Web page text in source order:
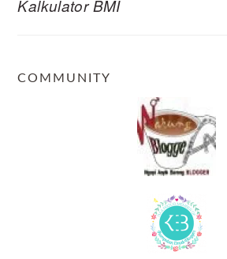
Kalkulator BMI
COMMUNITY